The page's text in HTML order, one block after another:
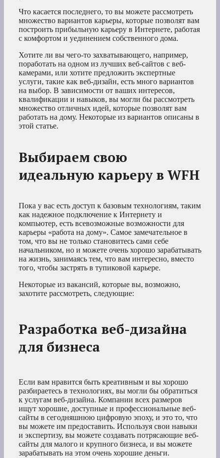
Что касается последнего, то вы можете рассмотреть
множество вариантов карьеры, которые позволят вам
построить прибыльную карьеру в Интернете, работая
с комфортом и уединением собственного дома.
Хотите ли вы чего-то захватывающего, например,
поработать на одном из лучших веб-сайтов с веб-
камерами, или хотите предложить экспертные
услуги, такие как веб-дизайн, есть много вариантов
на выбор. В зависимости от ваших интересов,
квалификации и навыков, вы могли бы рассмотреть
множество отличных идей, которые позволят вам
работать на дому. Некоторые из вариантов описаны в
этой статье.
Выбираем свою
идеальную карьеру в WFH
Пока у вас есть доступ к базовым технологиям, таким
как надежное подключение к Интернету и
компьютер, есть всевозможные возможности для
карьеры «работа на дому». Самое замечательное в
том, что вы не только становитесь сами себе
начальником, но и можете очень хорошо зарабатывать
на жизнь, занимаясь тем, что вам интересно, вместо
того, чтобы застрять в тупиковой карьере.
Некоторые из вакансий, которые вы, возможно,
захотите рассмотреть, следующие:
Разработка веб-дизайна
для бизнеса
Если вам нравится быть креативным и вы хорошо
разбираетесь в технологиях, вы могли бы обратиться
к услугам веб-дизайна. Компании всех размеров
ищут хорошие, доступные и профессиональные веб-
сайты в сегодняшнюю цифровую эпоху, и это то, что
вы можете им предоставить. Используя свои навыки
и экспертизу, вы можете создавать потрясающие веб-
сайты для малого и крупного бизнеса, и вы можете
зарабатывать на этом очень хорошие деньги.